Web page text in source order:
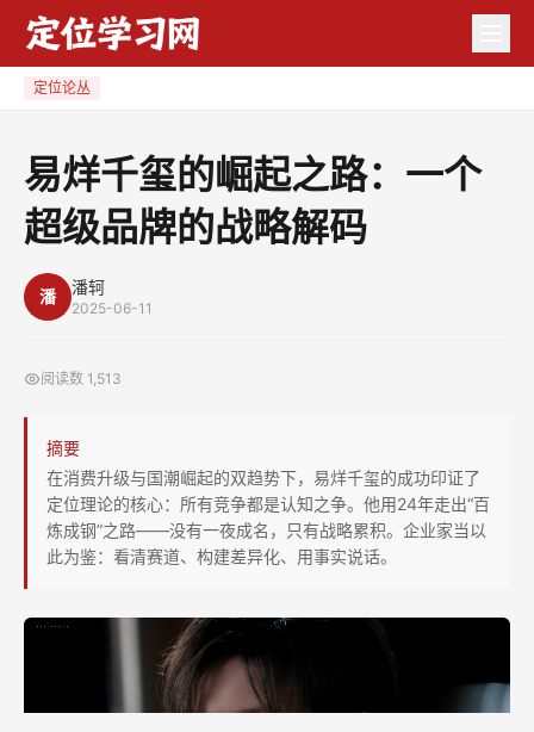
路：
定位论丛
易烊千玺的崛起之路：一个
超级品牌的战略解码
潘 潘轲
2025-06-11
阅读数 1,513
摘要
在消费升级与国潮崛起的双趋势下，易烊千玺的成功印证了
定位理论的核心：所有竞争都是认知之争。他用24年走出“百
炼成钢”之路——没有一夜成名，只有战略累积。企业家当以
此为鉴：看清赛道、构建差异化、用事实说话。